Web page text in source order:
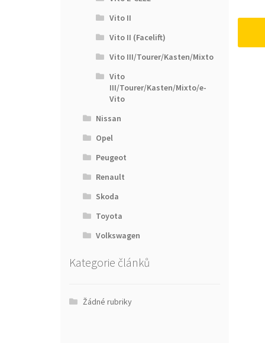
Vito II
Vito II (Facelift)
Vito III/Tourer/Kasten/Mixto
Vito
III/Tourer/Kasten/Mixto/e-
Vito
Nissan
Opel
Peugeot
Renault
Skoda
Toyota
Volkswagen
Kategorie článků
Žádné rubriky